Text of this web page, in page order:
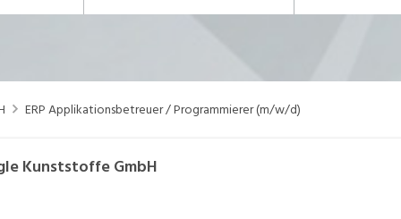
Temporär (befristet)
Human Resources Einkauf, Logistik,
Verkehr
Controlling, Treuhand,
ERP Applikationsbetreuer / Programmierer (m/w/d)
Kunststoffe GmbH